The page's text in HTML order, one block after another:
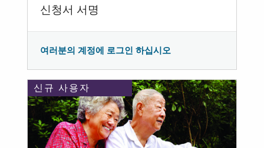
신청서 서명
여러분의 계정에 로그인 하십시오
신규 사용자